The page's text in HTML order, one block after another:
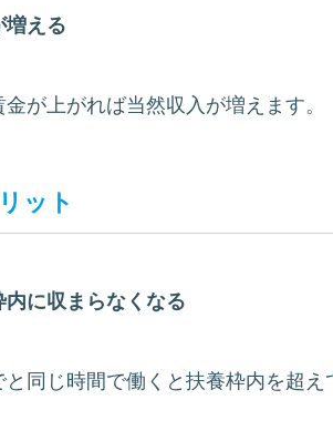
増える
金が上がれば当然収入が増えます。
ット
内に収まらなくなる
と同じ時間で働くと扶養枠内を超